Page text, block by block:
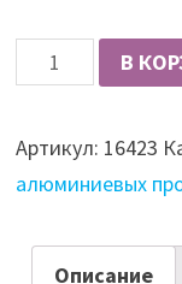
Количество
Сборка
со
стеклом
1200
В
Артикул: 16423
алюминиевых
Описание